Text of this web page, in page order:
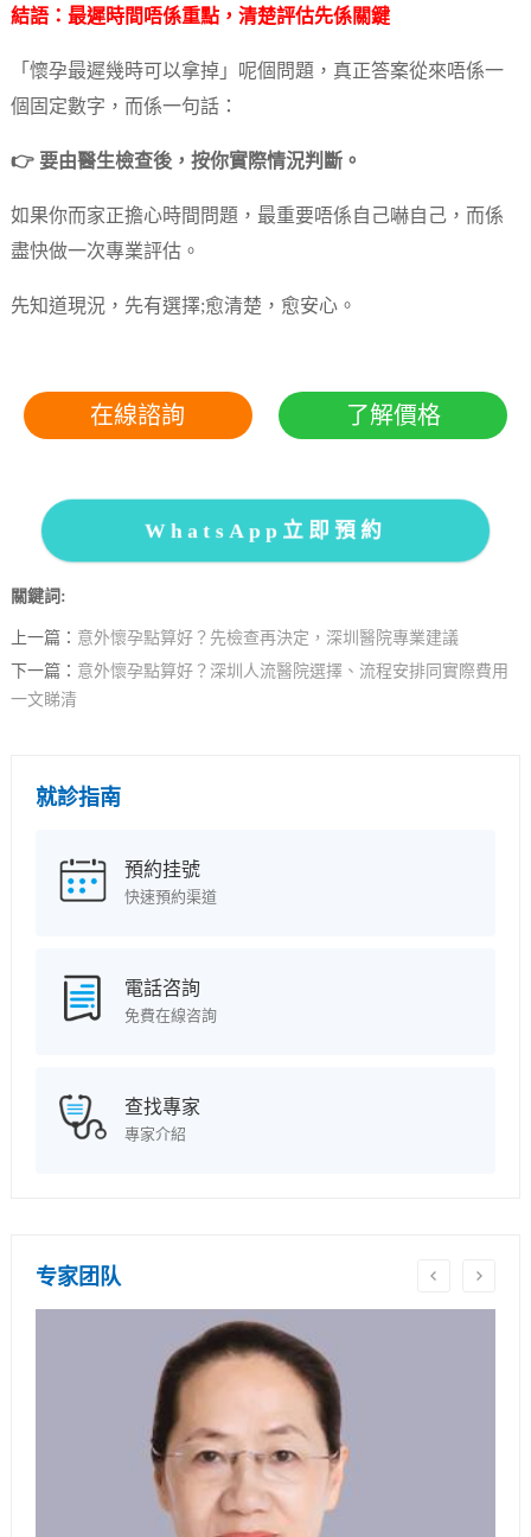
結語：最遲時間唔係重點，清楚評估先係關鍵
「懷孕最遲幾時可以拿掉」呢個問題，真正答案從來唔係一
個固定數字，而係一句話：
👉 要由醫生檢查後，按你實際情況判斷。
如果你而家正擔心時間問題，最重要唔係自己嚇自己，而係
盡快做一次專業評估。
先知道現況，先有選擇;愈清楚，愈安心。
在線諮詢 了解價格
WhatsApp立即預約
關鍵詞:
上一篇： 意外懷孕點算好？先檢查再決定，深圳醫院專業建議
下一篇： 意外懷孕點算好？深圳人流醫院選擇、流程安排同實際費用
一文睇清
就診指南
預約挂號
快速預約渠道
電話咨詢
免費在線咨詢
查找專家
專家介紹
专家团队